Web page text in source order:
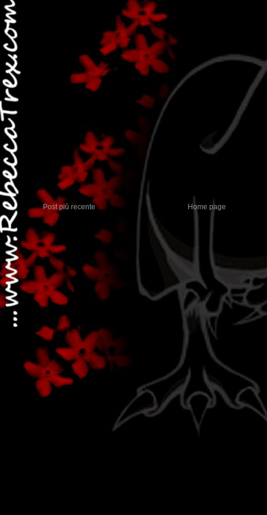
Post più recente Home page